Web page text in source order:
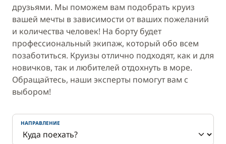
друзьями. Мы поможем вам подобрать круиз
вашей мечты в зависимости от ваших пожеланий
и количества человек! На борту будет
профессиональный экипаж, который обо всем
позаботиться. Круизы отлично подходят, как и для
новичков, так и любителей отдохнуть в море.
Обращайтесь, наши эксперты помогут вам с
выбором!
НАПРАВЛЕНИЕ